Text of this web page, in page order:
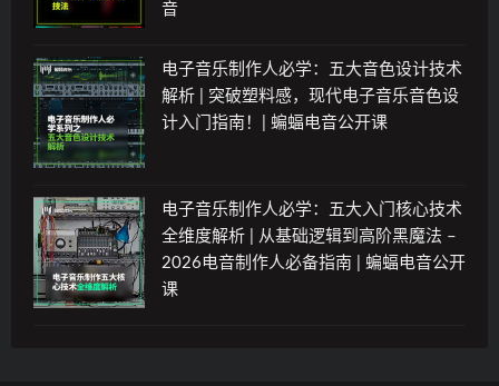
音
电子音乐制作人必学：五大音色设计技术
解析 | 突破塑料感，现代电子音乐音色设
计入门指南！| 蝙蝠电音公开课
电子音乐制作人必学：五大入门核心技术
全维度解析 | 从基础逻辑到高阶黑魔法 –
2026电音制作人必备指南 | 蝙蝠电音公开
课